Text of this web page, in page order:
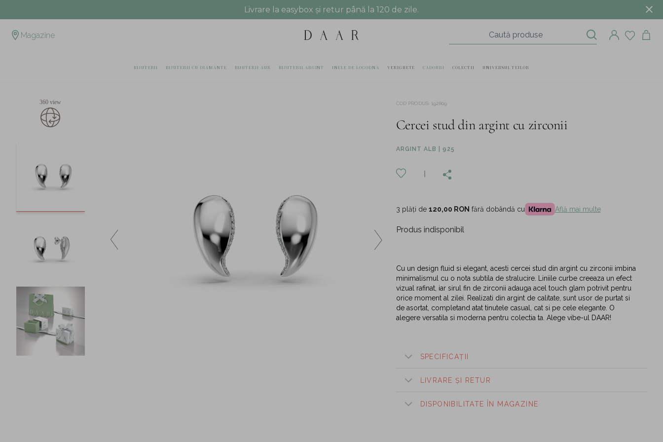
Livrare la easybox și retur până la 120 de zile.
Magazine
BIJUTERII BIJUTERII CU DIAMANTE BIJUTERII AUR BIJUTERII ARGINT INELE DE LOGODNA VERIGHETE CADOURI COLECTII UNIVERSUL TEILOR
360 view COD PRODUS: 192809
Cercei stud din argint cu zirconii
ARGINT ALB | 925
3 plăți de 120,00 RON fără dobândă cu Află mai multe
Produs indisponibil
Cu un design fluid si elegant, acesti cercei stud din argint cu zirconii imbina
minimalismul cu o nota subtila de stralucire. Liniile curbe creeaza un efect
vizual rafinat, iar sirul fin de zirconii adauga acel touch glam potrivit pentru
orice moment al zilei. Realizati din argint de calitate, sunt usor de purtat si
de asortat, completand atat tinutele casual, cat si pe cele elegante. O
alegere versatila si moderna pentru colectia ta. Alege vibe-ul DAAR!
SPECIFICAȚII
LIVRARE ȘI RETUR
DISPONIBILITATE ÎN MAGAZINE